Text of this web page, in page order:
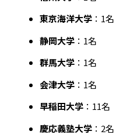
東京海洋大学 ：1名
静岡大学 ：1名
群馬大学 ：1名
会津大学 ：1名
早稲田大学 ：11名
慶応義塾大学 ：2名